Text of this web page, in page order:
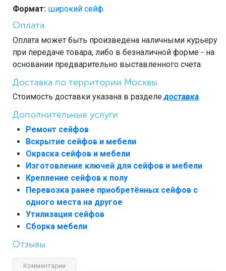
Формат: широкий сейф
Оплата
Оплата может быть произведена наличными курьеру
при передаче товара, либо в безналичной форме - на
основании предварительно выставленного счета.
Доставка по территории Москвы
Стоимость доставки указана в разделедоставка.
Дополнительные услуги
Ремонт сейфов
Вскрытие сейфов и мебели
Окраска сейфов и мебели
Изготовление ключей для сейфов и мебели
Крепление сейфов к полу
Перевозка ранее приобретённых сейфов с
одного места на другое
Утилизация сейфов
Сборка мебели
Отзывы
Комментарии